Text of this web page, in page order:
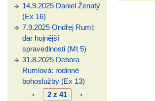
14.9.2025 Daniel Ženatý
(Ex 16)
7.9.2025 Ondřej Ruml:
dar hojnější
spravedlnosti (Mt 5)
31.8.2025 Debora
Rumlová: rodinné
bohoslužby (Ex 13)
‹
2 z 41 ›